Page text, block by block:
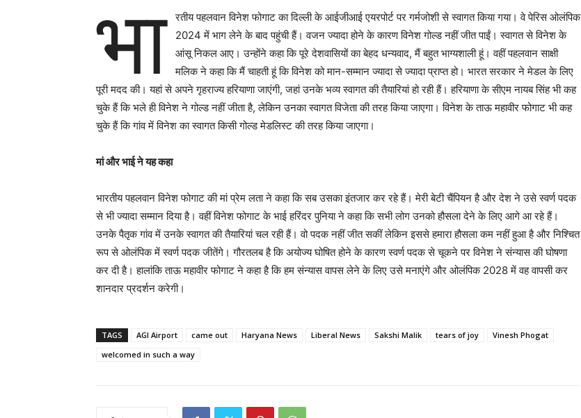
भा
रतीय पहलवान विनेश फोगाट का दिल्ली के आईजीआई एयरपोर्ट पर गर्मजोशी से स्वागत किया गया। वे पेरिस ओलंपिक
2024 में भाग लेने के बाद पहुंची हैं। वजन ज्यादा होने के कारण विनेश गोल्ड नहीं जीत पाईं। स्वागत से विनेश के
आंसू निकल आए। उन्होंने कहा कि पूरे देशवासियों का बेहद धन्यवाद, मैं बहुत भाग्यशाली हूं। वहीं पहलवान साक्षी
मलिक ने कहा कि मैं चाहती हूं कि विनेश को मान-सम्मान ज्यादा से ज्यादा प्राप्त हो। भारत सरकार ने मेडल के लिए
पूरी मदद की। यहां से अपने गृहराज्य हरियाणा जाएंगी, जहां उनके भव्य स्वागत की तैयारियां हो रही हैं। हरियाणा के सीएम नायब सिंह भी कह
चुके हैं कि भले ही विनेश ने गोल्ड नहीं जीता है, लेकिन उनका स्वागत विजेता की तरह किया जाएगा। विनेश के ताऊ महावीर फोगाट भी कह
चुके हैं कि गांव में विनेश का स्वागत किसी गोल्ड मेडलिस्ट की तरह किया जाएगा।
मां और भाई ने यह कहा
भारतीय पहलवान विनेश फोगाट की मां प्रेम लता ने कहा कि सब उसका इंतजार कर रहे हैं। मेरी बेटी चैंपियन है और देश ने उसे स्वर्ण पदक
से भी ज्यादा सम्मान दिया है। वहीं विनेश फोगाट के भाई हरिंदर पुनिया ने कहा कि सभी लोग उनको हौसला देने के लिए आगे आ रहे हैं।
उनके पैतृक गांव में उनके स्वागत की तैयारियां चल रही हैं। वो पदक नहीं जीत सकीं लेकिन इससे हमारा हौसला कम नहीं हुआ है और निश्चित
रूप से ओलंपिक में स्वर्ण पदक जीतेंगे। गौरतलब है कि अयोज्य घोषित होने के कारण स्वर्ण पदक से चूकने पर विनेश ने संन्यास की घोषणा
कर दी है। हालांकि ताऊ महावीर फोगाट ने कहा है कि हम संन्यास वापस लेने के लिए उसे मनाएंगे और ओलंपिक 2028 में वह वापसी कर
शानदार प्रदर्शन करेगी।
TAGS AGI Airport came out Haryana News Liberal News Sakshi Malik tears of joy
Vinesh Phogat
welcomed in such a way